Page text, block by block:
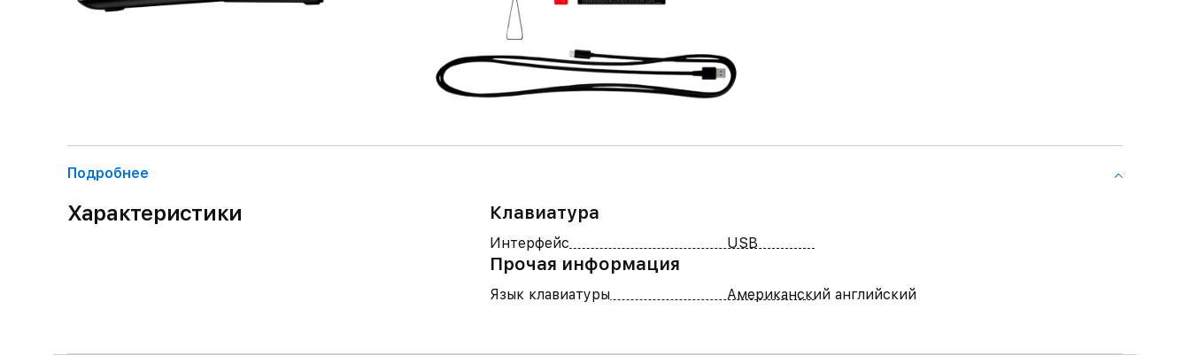
Подробнее
Характеристики Клавиатура
Интерфейс USB
Прочая информация
Язык клавиатуры Американский английский